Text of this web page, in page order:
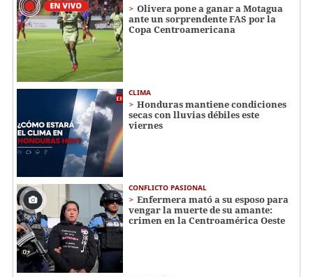
Olivera pone a ganar a Motagua
ante un sorprendente FAS por la
Copa Centroamericana
CLIMA
Honduras mantiene condiciones
secas con lluvias débiles este
viernes
CONFLICTO PASIONAL
Enfermera mató a su esposo para
vengar la muerte de su amante:
crimen en la Centroamérica Oeste